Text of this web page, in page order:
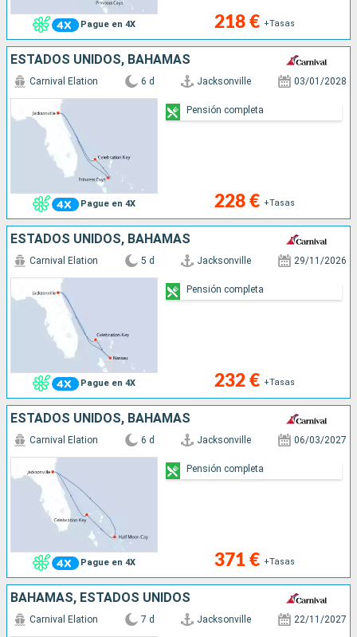
Pague en 4X 218 € +Tasas
ESTADOS UNIDOS, BAHAMAS
Pague en 4X
Carnival Elation 6 d Jacksonville 03/01/2028
228 € +Tasas
Pensión completa
ESTADOS UNIDOS, BAHAMAS
Pague en 4X
Carnival Elation 5 d Jacksonville 29/11/2026
232 € +Tasas
Pensión completa
ESTADOS UNIDOS, BAHAMAS
Pague en 4X
Carnival Elation 6 d Jacksonville 06/03/2027
371 € +Tasas
Pensión completa
BAHAMAS, ESTADOS UNIDOS
Carnival Elation 7 d Jacksonville 22/11/2027